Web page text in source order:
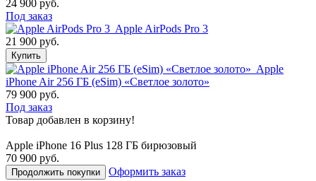
24 900 руб.
Под заказ
Apple AirPods Pro 3
21 900 руб.
Купить
Apple
iPhone Air 256 ГБ (eSim) «Светлое золото»
79 900 руб.
Под заказ
Товар добавлен в корзину!
Apple iPhone 16 Plus 128 ГБ бирюзовый
70 900 руб.
Продолжить покупки
Оформить заказ